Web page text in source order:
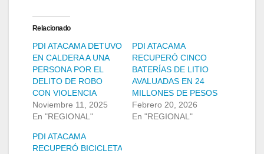
Relacionado
PDI ATACAMA DETUVO
EN CALDERA A UNA
PERSONA POR EL
DELITO DE ROBO
CON VIOLENCIA
Noviembre 11, 2025
En "REGIONAL"
PDI ATACAMA
RECUPERÓ CINCO
BATERÍAS DE LITIO
AVALUADAS EN 24
MILLONES DE PESOS
Febrero 20, 2026
En "REGIONAL"
PDI ATACAMA
RECUPERÓ BICICLETA